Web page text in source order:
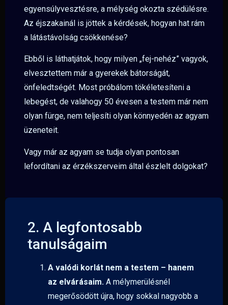
egyensúlyvesztésre, a mélység okozta szédülésre.
Az éjszakainál is jöttek a kérdések, hogyan hat rám
a látástávolság csökkenése?
Ebből is láthatjátok, hogy milyen „fej-nehéz” vagyok,
elvesztettem már a gyerekek bátorságát,
önfeledtségét. Most próbálom tökéletesíteni a
lebegést, de valahogy 50 évesen a testem már nem
olyan fürge, nem teljesíti olyan könnyedén az agyam
üzeneteit.
Vagy már az agyam se tudja olyan pontosan
lefordítani az érzékszerveim által észlelt dolgokat?
2. A legfontosabb
tanulságaim
A valódi korlát nem a testem – hanem
az elvárásaim. A mélymerülésnél
megerősödött újra, hogy sokkal nagyobb a